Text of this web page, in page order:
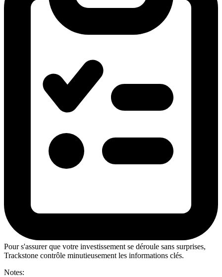
Pour s'assurer que votre investissement se déroule sans surprises,
Trackstone contrôle minutieusement les informations clés.
Notes: